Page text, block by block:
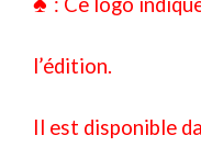
l’édition.
Il est disponible